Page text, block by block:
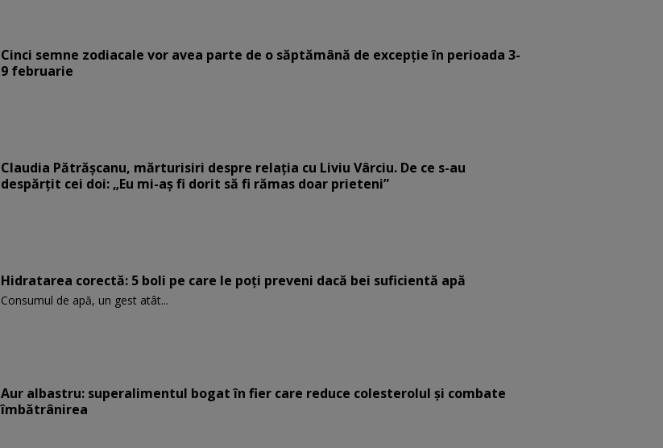
Cinci semne zodiacale vor avea parte de o săptămână de excepție în perioada 3-
9 februarie
Claudia Pătrășcanu, mărturisiri despre relația cu Liviu Vârciu. De ce s-au
despărțit cei doi: „Eu mi-aș fi dorit să fi rămas doar prieteni”
Hidratarea corectă: 5 boli pe care le poți preveni dacă bei suficientă apă
Consumul de apă, un gest atât...
Aur albastru: superalimentul bogat în fier care reduce colesterolul și combate
îmbătrânirea